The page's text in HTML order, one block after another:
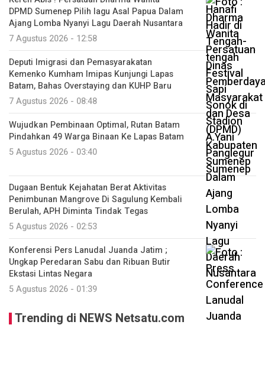
DPMD Sumenep Pilih lagu Asal Papua Dalam
Ajang Lomba Nyanyi Lagu Daerah Nusantara
7 Agustus 2026 - 12:58
Deputi Imigrasi dan Pemasyarakatan
Kemenko Kumham Imipas Kunjungi Lapas
Batam, Bahas Overstaying dan KUHP Baru
7 Agustus 2026 - 08:48
Wujudkan Pembinaan Optimal, Rutan Batam
Pindahkan 49 Warga Binaan Ke Lapas Batam
5 Agustus 2026 - 03:40
Dugaan Bentuk Kejahatan Berat Aktivitas
Penimbunan Mangrove Di Sagulung Kembali
Berulah, APH Diminta Tindak Tegas
5 Agustus 2026 - 02:53
Konferensi Pers Lanudal Juanda Jatim ;
Ungkap Peredaran Sabu dan Ribuan Butir
Ekstasi Lintas Negara
5 Agustus 2026 - 01:39
Trending di NEWS Netsatu.com